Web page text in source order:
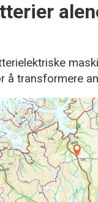
å transformere